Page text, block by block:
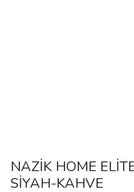
NAZİK HOME
SİYAH-KAHVE